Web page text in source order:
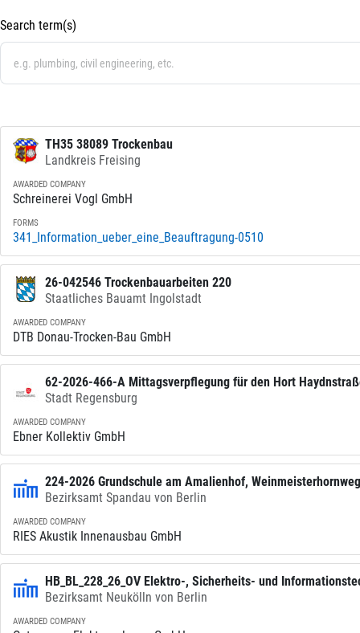
Search term(s)
TH35 38089 Trockenbau
Landkreis Freising
AWARDED COMPANY
Schreinerei Vogl GmbH
FORMS
341_Information_ueber_eine_Beauftragung-0510
26-042546 Trockenbauarbeiten 220
Staatliches Bauamt Ingolstadt
AWARDED COMPANY
DTB Donau-Trocken-Bau GmbH
62-2026-466-A Mittagsverpflegung für den Hort
Stadt Regensburg
AWARDED COMPANY
Ebner Kollektiv GmbH
224-2026 Grundschule am Amalienhof,
Bezirksamt Spandau von Berlin
AWARDED COMPANY
RIES Akustik Innenausbau GmbH
HB_BL_228_26_OV Elektro-, Sicherheits- und
Bezirksamt Neukölln von Berlin
AWARDED COMPANY